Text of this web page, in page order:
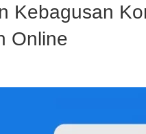
Kebagusan
Online